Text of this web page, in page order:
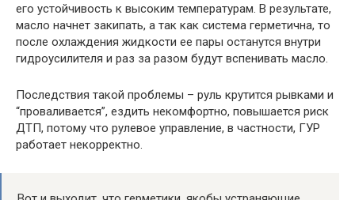
его устойчивость к высоким температурам. В результате,
масло начнет закипать, а так как система герметична, то
после охлаждения жидкости ее пары останутся внутри
гидроусилителя и раз за разом будут вспенивать масло.
Последствия такой проблемы – руль крутится рывками и
“проваливается”, ездить некомфортно, повышается риск
ДТП, потому что рулевое управление, в частности, ГУР
работает некорректно.